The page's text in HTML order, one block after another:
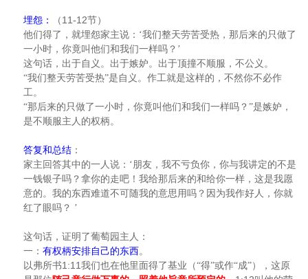
埋怨： （ 11-12节）
他们得了，就埋怨家主说：‘我们整天劳苦受热，那后来的只做了
一小时，你竟叫他们和我们一样吗？’
这句话，出于自义。出于嫉妒。出于顶撞不顺服，不公义。
“我们整天劳苦受热”是自义。作工就是这样的，不然你不必作
工。
“那后来的只做了一小时，你竟叫他们和我们一样吗？”是嫉妒，
是不顺服主人的权柄。
答复和总结 ：
家主回答其中的一人说：‘朋友，我不亏负你，你与我讲定的不是
一钱银子吗？拿你的走吧！我给那后来的和给你一样，这是我愿
意的。我的东西难道不可随我的意思用吗？因为我作好人，你就
红了眼吗？ ’
这句话，证明了葡萄园主人：
一： 有权柄安排自己的东西。
以弗所书1:11 我们也在他里面得了基业（“得”或作“成”），这原